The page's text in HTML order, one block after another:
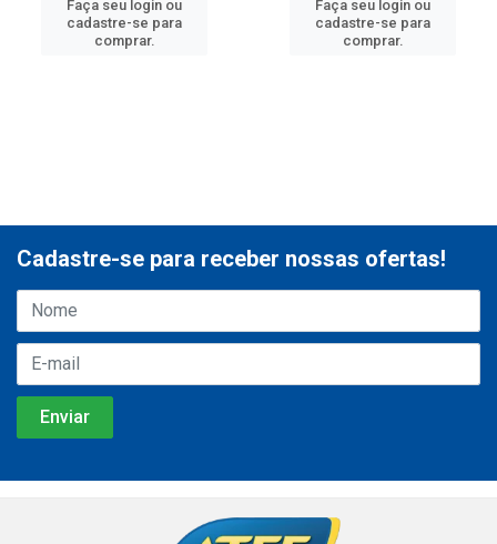
Faça seu login ou
cadastre-se para
comprar.
Faça seu login ou
cadastre-se para
comprar.
Cadastre-se para receber nossas ofertas!